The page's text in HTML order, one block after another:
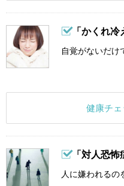
「かくれ冷
自覚がないだけ
健康チ
「対人恐怖
人に嫌われるの